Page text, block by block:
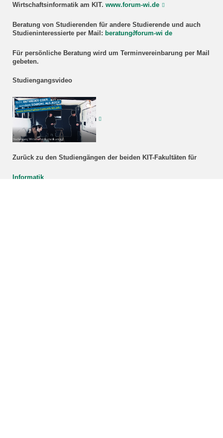
Wirtschaftsinformatik am KIT. www.forum-wi.de
Beratung von Studierenden für andere Studierende und auch
Studieninteressierte per Mail: beratung∂forum-wi de
Für persönliche Beratung wird um Terminvereinbarung per Mail
gebeten.
Studiengangsvideo
Zurück zu den Studiengängen der beiden KIT-Fakultäten für
Informatik